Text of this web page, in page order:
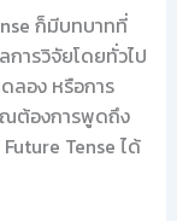
ก็มีบทบาทที่
ารวิจัยโดยทั่วไป
ลอง หรือการ
ณต้องการพูดถึง
Tense ได้